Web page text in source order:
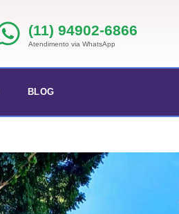
(11) 94902-6866
Atendimento via WhatsApp
BLOG